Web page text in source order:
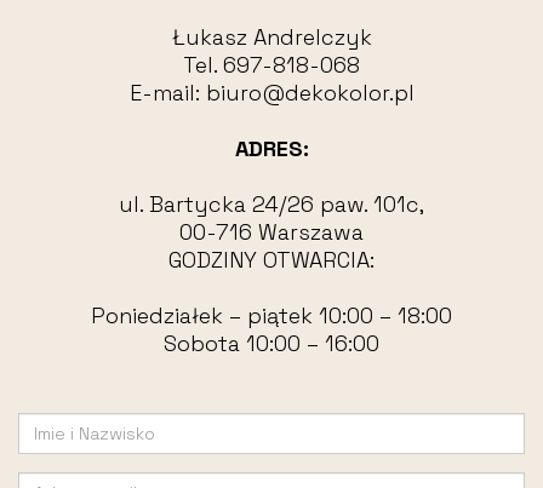
Łukasz Andrelczyk
Tel. 697-818-068
E-mail: biuro@dekokolor.pl
ADRES:
ul. Bartycka 24/26 paw. 101c,
00-716 Warszawa
GODZINY OTWARCIA:
Poniedziałek – piątek 10:00 – 18:00
Sobota 10:00 – 16:00